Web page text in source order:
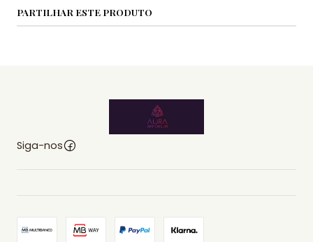
PARTILHAR ESTE PRODUTO
Siga-nos